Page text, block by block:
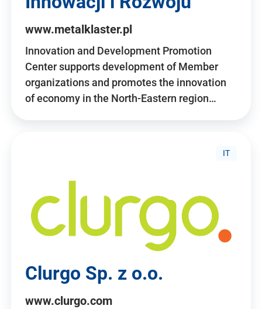
www.metalklaster.pl
Innovation and Development Promotion
Center supports development of Member
organizations and promotes the innovation
of economy in the North-Eastern region…
IT
Clurgo Sp. z o.o.
www.clurgo.com